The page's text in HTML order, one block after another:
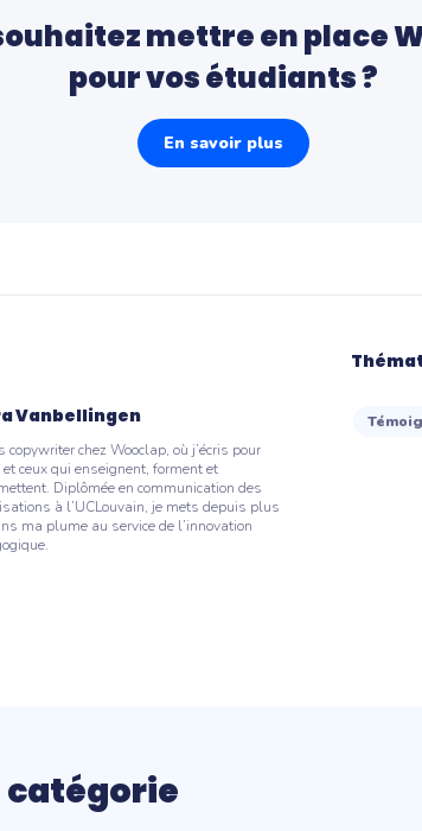
mettre en place
pour vos étudiants ?
En savoir plus
Vanbellingen
copywriter chez Wooclap, où j’écris pour
ceux qui enseignent, forment et
Diplômée en communication des
à l’UCLouvain, je mets depuis plus
ma plume au service de l’innovation
catégorie